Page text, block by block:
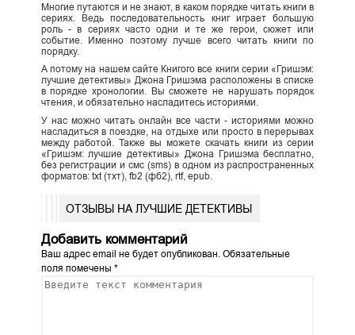
Многие путаются и не знают, в каком порядке читать книги в
сериях. Ведь последовательность книг играет большую
роль - в сериях часто одни и те же герои, сюжет или
событие. Именно поэтому лучше всего читать книги по
порядку.
А потому на нашем сайте Книгого все книги серии «Гришэм:
лучшие детективы» Джона Гришэма расположены в списке
в порядке хронологии. Вы сможете не нарушать порядок
чтения, и обязательно насладитесь историями.
У нас можно читать онлайн все части - историями можно
насладиться в поездке, на отдыхе или просто в перерывах
между работой. Также вы можете скачать книги из серии
«Гришэм: лучшие детективы» Джона Гришэма бесплатно,
без регистрации и смс (sms) в одном из распространенных
форматов: txt (тхт), fb2 (фб2), rtf, epub.
ОТЗЫВЫ НА ЛУЧШИЕ ДЕТЕКТИВЫ
Добавить комментарий
Ваш адрес email не будет опубликован.Обязательные
поля помечены *